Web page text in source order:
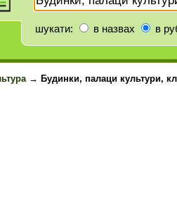
шукати: в назвах в
→ Будинки, палаци культури,